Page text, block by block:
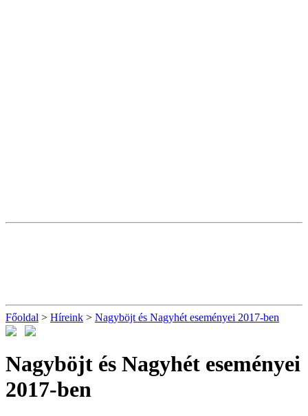
Főoldal > Híreink > Nagyböjt és Nagyhét eseményei 2017-ben
Nagyböjt és Nagyhét eseményei
2017-ben